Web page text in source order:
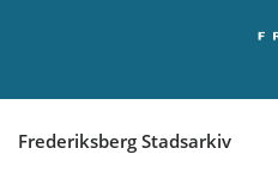
Frederiksberg Stadsarkiv